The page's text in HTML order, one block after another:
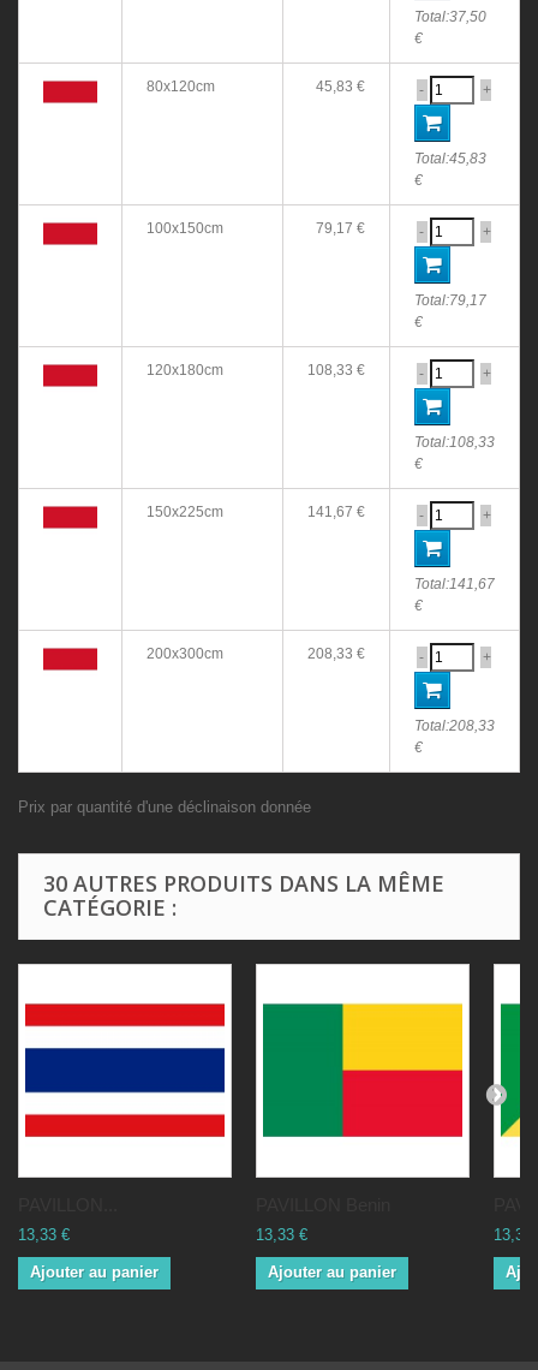
Total:37,50
€
80x120cm 45,83 € - +
Total:45,83
€
100x150cm 79,17 € - +
Total:79,17
€
120x180cm 108,33 € - +
Total:108,33
€
150x225cm 141,67 € - +
Total:141,67
€
200x300cm 208,33 € - +
Total:208,33
€
Prix par quantité d'une déclinaison donnée
30 AUTRES PRODUITS DANS LA MÊME
CATÉGORIE :
13,33 €
Ajouter au panier
13,33 €
Ajouter au panier
13,33